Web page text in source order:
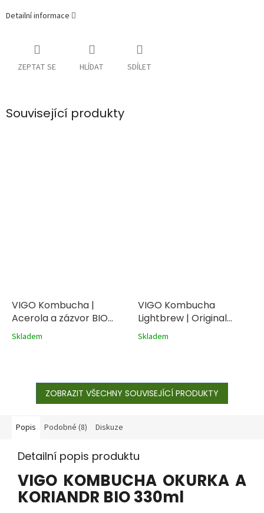
Detailní informace
ZEPTAT SE HLÍDAT SDÍLET
Související produkty
VIGO Kombucha |
Acerola a zázvor BIO
330ml
Skladem
VIGO Kombucha
Lightbrew | Original
330ml
Skladem
ZOBRAZIT VŠECHNY SOUVISEJÍCÍ PRODUKTY
Popis Podobné (8) Diskuze
Detailní popis produktu
VIGO KOMBUCHA OKURKA A
KORIANDR BIO 330ml